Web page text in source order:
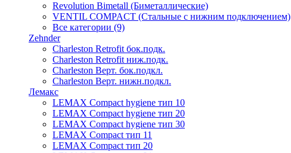
Revolution Bimetall (Биметаллические)
VENTIL COMPACT (Стальные с нижним подключением)
Все категории (9)
Zehnder
Charleston Retrofit бок.подк.
Charleston Retrofit ниж.подк.
Charleston Верт. бок.подкл.
Charleston Верт. нижн.подкл.
Лемакс
LEMAX Compact hygiene тип 10
LEMAX Compact hygiene тип 20
LEMAX Compact hygiene тип 30
LEMAX Compact тип 11
LEMAX Compact тип 20